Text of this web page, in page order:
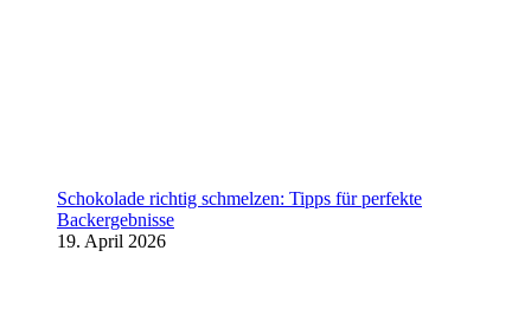
Schokolade richtig schmelzen: Tipps für perfekte
Backergebnisse
19. April 2026